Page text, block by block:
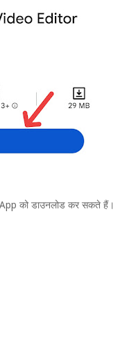
App को डाउनलोड कर सकते हैं।